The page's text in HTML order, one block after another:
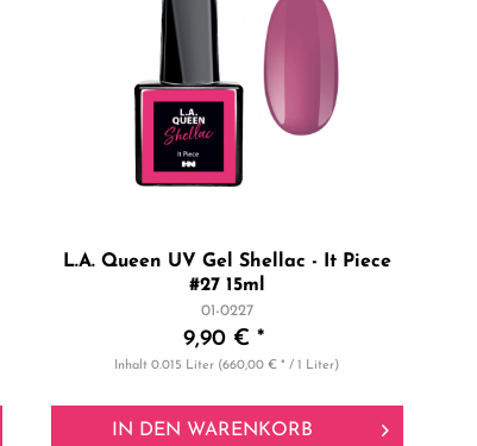
L.A. Queen UV Gel Shellac - It Piece
#27 15ml
01-0227
9,90 € *
Inhalt0.015 Liter (660,00 € * / 1 Liter)
IN DEN WARENKORB